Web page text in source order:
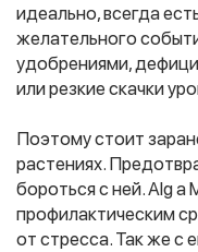
идеально, всегда
желательного
удобрениями,
или резкие скачки
Поэтому стоит
растениях.
бороться с ней. Alg a
профилактическим
от стресса. Так же